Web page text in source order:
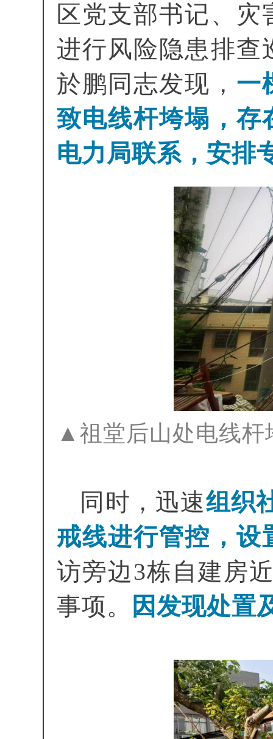
区党支部书记、
进行风险隐患排查
於鹏同志发现， 一
致电线杆垮塌，存
电力局联系，安排
▲祖堂后山处电线杆
同时，迅速组织
戒线进行管控，设
访旁边3栋自建房
事项。
因发现处置